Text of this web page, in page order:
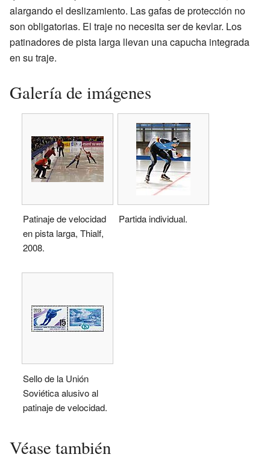
alargando el deslizamiento. Las gafas de protección no
son obligatorias. El traje no necesita ser de kevlar. Los
patinadores de pista larga llevan una capucha integrada
en su traje.
Galería de imágenes
Patinaje de velocidad
en pista larga, Thialf,
2008.
Partida individual.
Sello de la Unión
Soviética alusivo al
patinaje de velocidad.
Véase también